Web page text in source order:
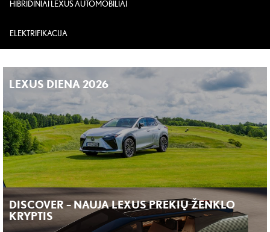
HIBRIDINIAI LEXUS AUTOMOBILIAI
ELEKTRIFIKACIJA
LEXUS DIENA 2026
DISCOVER – NAUJA LEXUS PREKIŲ ŽENKLO
KRYPTIS